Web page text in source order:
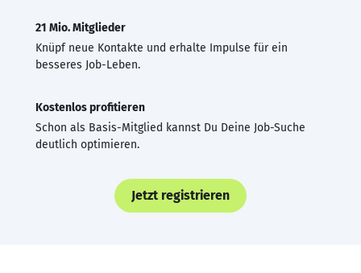
21 Mio. Mitglieder
Knüpf neue Kontakte und erhalte Impulse für ein
besseres Job-Leben.
Kostenlos profitieren
Schon als Basis-Mitglied kannst Du Deine Job-Suche
deutlich optimieren.
Jetzt registrieren